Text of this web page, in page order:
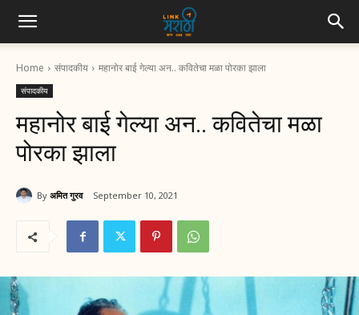
Home संपादकीय महानोर बाई गेल्या अन.. कवितेचा मळा पोरका झाला
संपादकीय
महानोर बाई गेल्या अन.. कवितेचा मळा
पोरका झाला
By अमित गुरव September 10, 2021